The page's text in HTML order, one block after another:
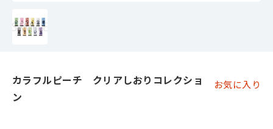
カラフルピーチ クリアしおりコレクショ
ン
お気に入り